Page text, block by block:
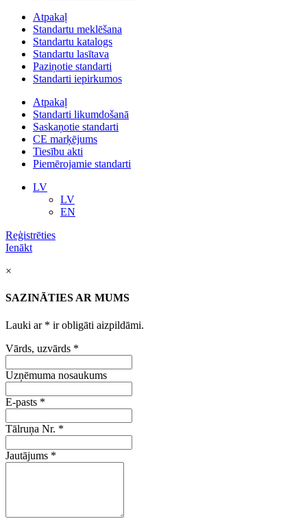
Atpakaļ
Standartu meklēšana
Standartu katalogs
Standartu lasītava
Paziņotie standarti
Standarti iepirkumos
Atpakaļ
Standarti likumdošanā
Saskaņotie standarti
CE marķējums
Tiesību akti
Piemērojamie standarti
LV
LV
EN
Reģistrēties
Ienākt
×
SAZINĀTIES AR MUMS
Lauki ar * ir obligāti aizpildāmi.
Vārds, uzvārds *
Uzņēmuma nosaukums
E-pasts *
Tālruņa Nr. *
Jautājums *